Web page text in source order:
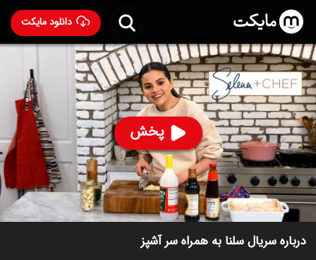
دانلود مایکت
پخش
سریال سلنا به همراه سر آشپز- Selena + Chef 2020
۱۸۴ 86% ۸.۴
ساخت آمریکا سال 2020
رده سنی ۷+
سریال
درام
توضیحات قسمت‌ها سریال‌های مشابه
درباره سریال سلنا به همراه سر آشپز